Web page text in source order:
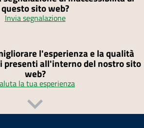
questo sito web?
Invia segnalazione
l'esperienza e la qualità
presenti all'interno del nostro sito
web?
la tua esperienza